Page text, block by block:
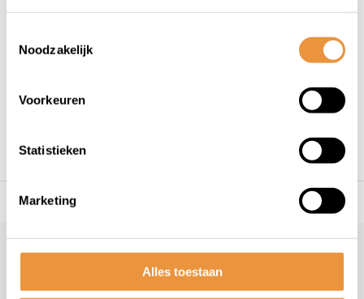
Noodzakelijk
Voorkeuren
Statistieken
Marketing
Alles toestaan
voor uw tweewieler Niet goed = geld
Klantenservice
Veelgestelde vragen